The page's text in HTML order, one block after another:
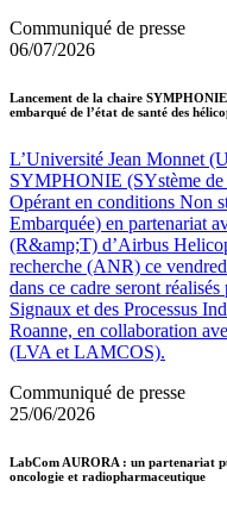
Communiqué de presse
06/07/2026
Lancement de la chaire
embarqué de l’état de santé des
L’Université Jean Monnet
SYMPHONIE (SYstème
Opérant en conditions Non
Embarquée) en partenariat
(R&amp;T) d’Airbus
recherche (ANR) ce
dans ce cadre seront
Signaux et des Processus
Roanne, en collaboration
(LVA et LAMCOS).
Communiqué de presse
25/06/2026
LabCom AURORA : un partenariat
oncologie et radiopharmaceutique